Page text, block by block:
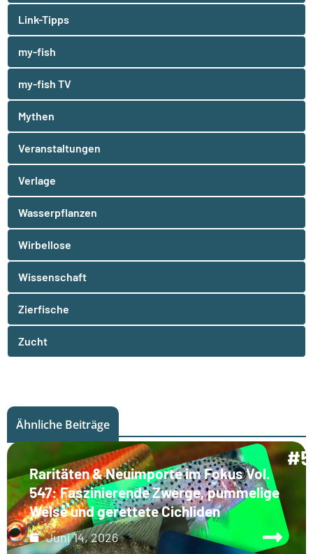
Link-Tipps
my-fish
my-fish TV
Mythen
Veranstaltungen
Verlage
Wasserpflanzen
Wirbellose
Wissenschaft
Zierfische
Zucht
Ähnliche Beiträge
Raritäten & Neuimporte im Fokus Vol.
547: Faszinierende Zwerge, pummelige
Welse und gerettete Cichliden
Juni 14, 2026